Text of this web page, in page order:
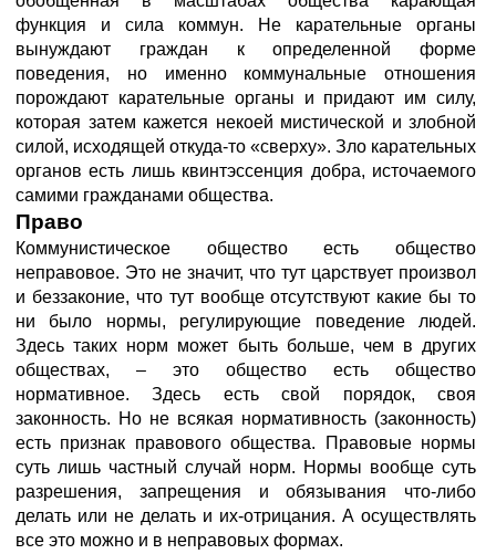
функция и сила коммун. Не карательные органы
вынуждают граждан к определенной форме
поведения, но именно коммунальные отношения
порождают карательные органы и придают им силу,
которая затем кажется некоей мистической и злобной
силой, исходящей откуда-то «сверху». Зло карательных
органов есть лишь квинтэссенция добра, источаемого
самими гражданами общества.
Право
Коммунистическое общество есть общество
неправовое. Это не значит, что тут царствует произвол
и беззаконие, что тут вообще отсутствуют какие бы то
ни было нормы, регулирующие поведение людей.
Здесь таких норм может быть больше, чем в других
обществах, – это общество есть общество
нормативное. Здесь есть свой порядок, своя
законность. Но не всякая нормативность (законность)
есть признак правового общества. Правовые нормы
суть лишь частный случай норм. Нормы вообще суть
разрешения, запрещения и обязывания что-либо
делать или не делать и их-отрицания. А осуществлять
все это можно и в неправовых формах.